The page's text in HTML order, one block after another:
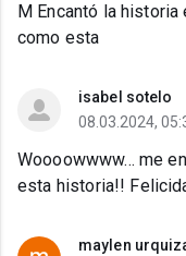
M Encantó la
como esta
isabel sotelo
08.03.2024,
Woooowwww... me
esta historia!!
maylen